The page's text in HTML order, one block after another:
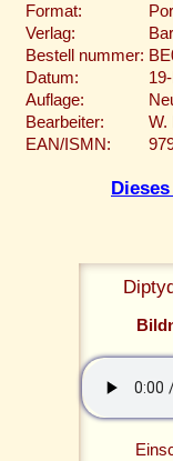
Format:
Verlag:
Bestell nummer:
Datum:
Auflage:
Bearbeiter:
W.
EAN/ISMN: